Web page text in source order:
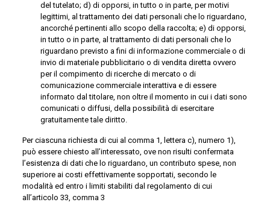
del tutelato; d) di opporsi, in tutto o in parte, per motivi
legittimi, al trattamento dei dati personali che lo riguardano,
ancorché pertinenti allo scopo della raccolta; e) di opporsi,
in tutto o in parte, al trattamento di dati personali che lo
riguardano previsto a fini di informazione commerciale o di
invio di materiale pubblicitario o di vendita diretta ovvero
per il compimento di ricerche di mercato o di
comunicazione commerciale interattiva e di essere
informato dal titolare, non oltre il momento in cui i dati sono
comunicati o diffusi, della possibilità di esercitare
gratuitamente tale diritto.
Per ciascuna richiesta di cui al comma 1, lettera c), numero 1),
può essere chiesto all’interessato, ove non risulti confermata
l’esistenza di dati che lo riguardano, un contributo spese, non
superiore ai costi effettivamente sopportati, secondo le
modalità ed entro i limiti stabiliti dal regolamento di cui
all’articolo 33, comma 3